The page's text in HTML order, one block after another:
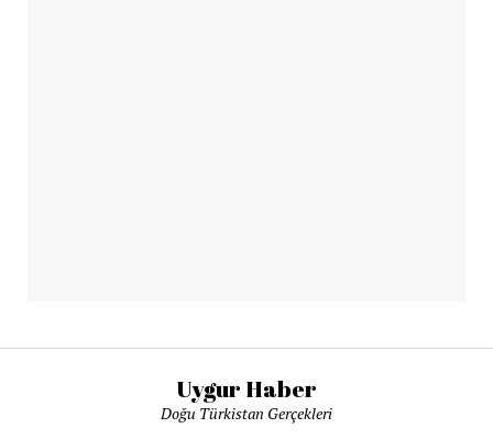
Uygur Haber
Doğu Türkistan Gerçekleri